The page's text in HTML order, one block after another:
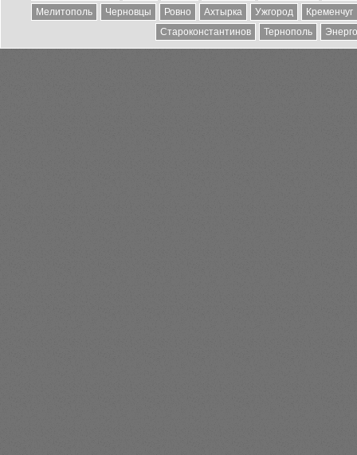
Мелитополь
Черновцы Ровно Ахтырка Ужгород
Кременчуг
Староконстантинов
Тернополь